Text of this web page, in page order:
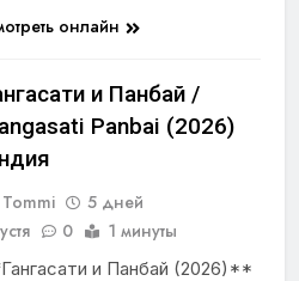
онлайн
и Панбай /
Panbai (2026)
Tommi
5 дней
0 1 минуты
и Панбай (2026)**